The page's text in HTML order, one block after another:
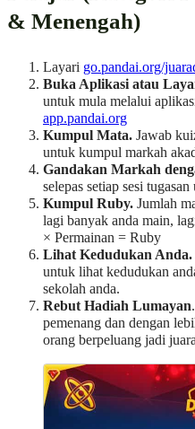
& Menengah)
Layari go.pandai.org/
Buka Aplikasi atau
untuk mula melalui
app.pandai.org
Kumpul Mata. Jawab
untuk kumpul markah
Gandakan Markah
selepas setiap sesi
Kumpul Ruby. Jumlah
lagi banyak anda main,
× Permainan = Ruby
Lihat Kedudukan Anda.
untuk lihat kedudukan
sekolah anda.
Rebut Hadiah Lumayan
pemenang dan dengan
orang berpeluang jadi